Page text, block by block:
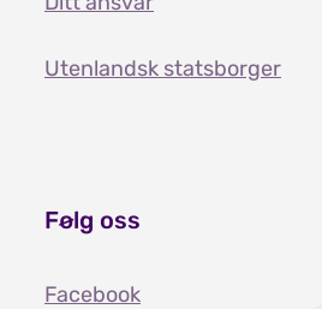
Utenlandsk statsborger
Følg oss
Facebook